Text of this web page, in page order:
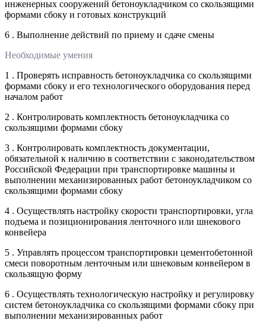
инженерных сооружений бетоноукладчиком со скользящими
формами сбоку и готовых конструкций
6 . Выполнение действий по приему и сдаче смены
Необходимые умения
1 . Проверять исправность бетоноукладчика со скользящими
формами сбоку и его технологического оборудования перед
началом работ
2 . Контролировать комплектность бетоноукладчика со
скользящими формами сбоку
3 . Контролировать комплектность документации,
обязательной к наличию в соответствии с законодательством
Российской Федерации при транспортировке машины и
выполнении механизированных работ бетоноукладчиком со
скользящими формами сбоку
4 . Осуществлять настройку скорости транспортировки, угла
подъема и позиционирования ленточного или шнекового
конвейера
5 . Управлять процессом транспортировки цементобетонной
смеси поворотным ленточным или шнековым конвейером в
скользящую форму
6 . Осуществлять технологическую настройку и регулировку
систем бетоноукладчика со скользящими формами сбоку при
выполнении механизированных работ